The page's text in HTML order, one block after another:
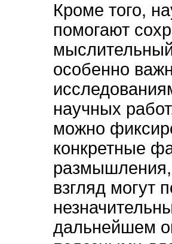
Кроме того,
помогают
особенно
научных
можно
конкретные
взгляд могут
дальнейшем